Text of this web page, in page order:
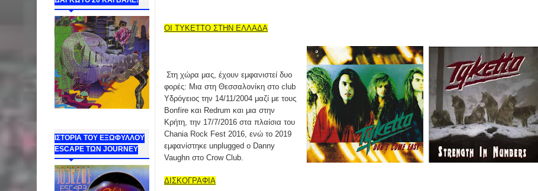
ΙΣΤΟΡΙΑ ΤΟΥ ΕΞΩΦΥΛΛΟΥ
ESCAPE ΤΩΝ JOURNEY
ΟΙ ΤΥΚΕΤΤΟ ΣΤΗΝ ΕΛΛΑΔΑ
Στη χώρα μας, έχουν εμφανιστεί δυο
φορές: Μια στη Θεσσαλονίκη στο club
Υδρόγειος την 14/11/2004 μαζί με τους
Bonfire και Redrum και μια στην
Κρήτη, την 17/7/2016 στα πλαίσια του
Chania Rock Fest 2016, ενώ το 2019
εμφανίστηκε unplugged o Danny
Vaughn στο Crow Club.
ΔΙΣΚΟΓΡΑΦΙΑ